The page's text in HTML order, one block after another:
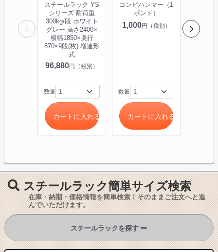
スチールラック YS
シリーズ 耐荷重
300kg/段 ホワイト
グレー 高さ2400×
横幅1850×奥行
870×9段(枚) 増連形
式
96,880円（税別）
数量
カートに入れる
コンビハンマー（1
ポンド）
1,000円（税別）
数量
カートに入れる
300/
スチールラック簡単サイズ検索
在庫・納期・価格情報を簡単検索！そのままご注文へと進
んでいただけます。
スチールラックを探す